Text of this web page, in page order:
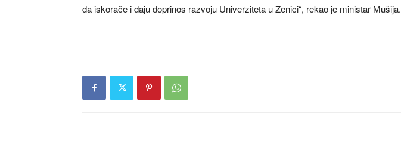
da iskorače i daju doprinos razvoju Univerziteta u Zenici“, rekao je ministar Mušija.